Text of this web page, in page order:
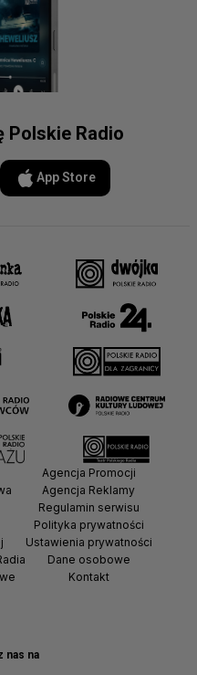
Polskie Radio
App Store
nas na
Agencja Promocji
Agencja Reklamy
Regulamin serwisu
Polityka prywatności
Ustawienia prywatności
Dane osobowe
Kontakt